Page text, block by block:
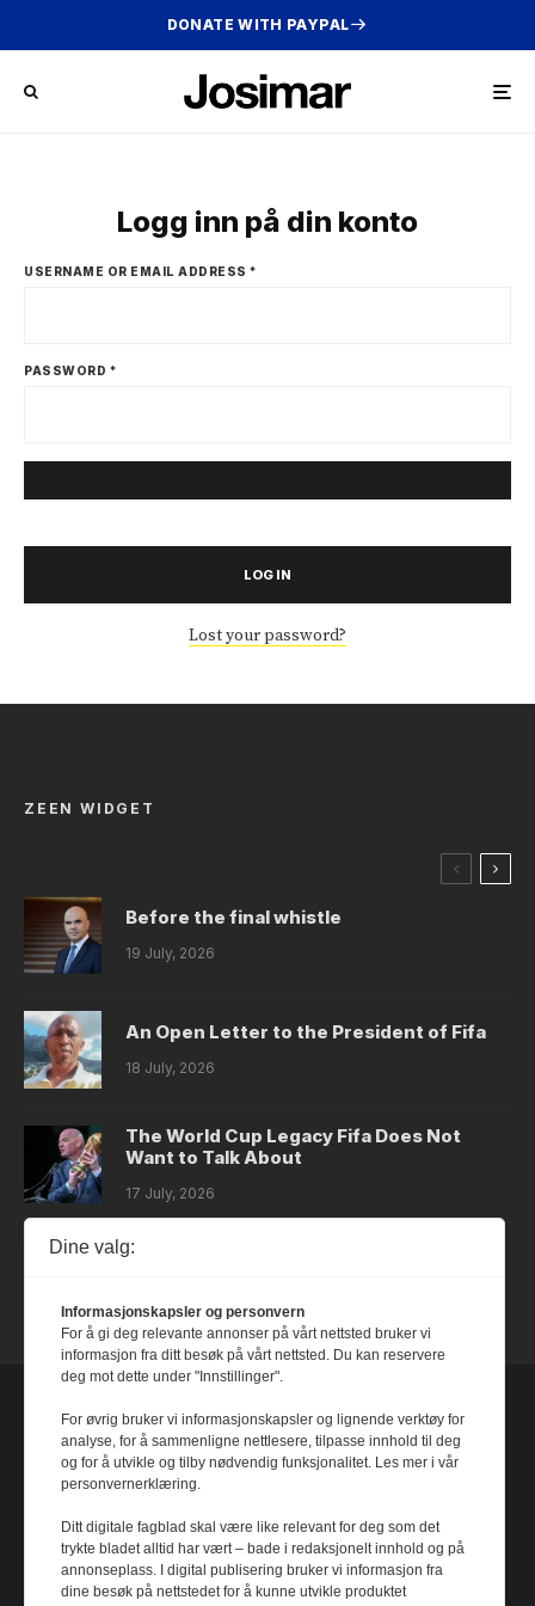
DONATE WITH PAYPAL
Logg inn på din konto
USERNAME OR EMAIL ADDRESS *
PASSWORD *
LOG IN
Lost your password?
ZEEN WIDGET
Before the final whistle
19 July, 2026
An Open Letter to the President of Fifa
18 July, 2026
The World Cup Legacy Fifa Does Not
Want to Talk About
17 July, 2026
Dystopia
Dine valg:
Informasjonskapsler og personvern
For å gi deg relevante annonser på vårt nettsted bruker vi
informasjon fra ditt besøk på vårt nettsted. Du kan reservere
deg mot dette under "Innstillinger".
For øvrig bruker vi informasjonskapsler og lignende verktøy for
analyse, for å sammenligne nettlesere, tilpasse innhold til deg
og for å utvikle og tilby nødvendig funksjonalitet. Les mer i vår
personvernerklæring.
Ditt digitale fagblad skal være like relevant for deg som det
trykte bladet alltid har vært – bade i redaksjonelt innhold og på
annonseplass. I digital publisering bruker vi informasjon fra
dine besøk på nettstedet for å kunne utvikle produktet